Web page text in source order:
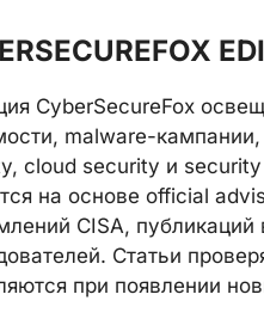
CyberSecureFox
malware-
cloud security и
на основе official
CISA, публикаций
Статьи
при появлении